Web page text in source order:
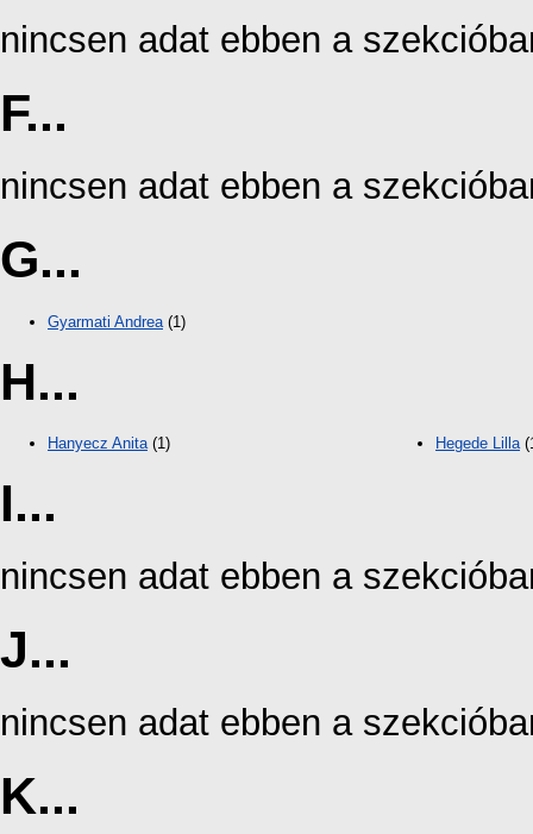
nincsen adat ebben a
F...
nincsen adat ebben a
G...
Gyarmati Andrea (1)
H...
Hanyecz Anita (1) Hegede Lilla
I...
nincsen adat ebben a
J...
nincsen adat ebben a
K...